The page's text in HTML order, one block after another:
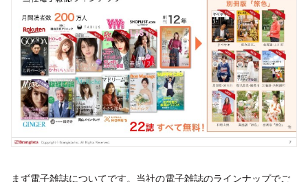
まず電子雑誌についてです。当社の電子雑誌のラインナップでご